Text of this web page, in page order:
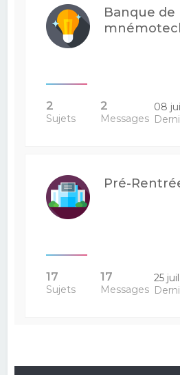
Banque de
2
Sujets
2
Messages
08
Pré-
17
Sujets
17
Messages
25